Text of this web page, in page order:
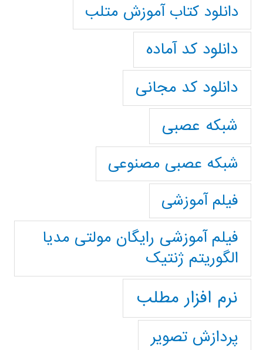
دانلود کتاب آموزش متلب
دانلود کد آماده
دانلود کد مجانی
شبکه عصبی
شبکه عصبی مصنوعی
فیلم آموزشی
فیلم آموزشی رایگان مولتی مدیا
الگوریتم ژنتیک
نرم افزار مطلب
پردازش تصویر